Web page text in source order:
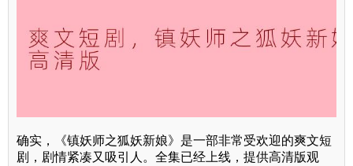
确实，《镇妖师之狐妖新娘》是一部非常受欢迎的爽文短
剧，剧情紧凑又吸引人。全集已经上线，提供高清版观